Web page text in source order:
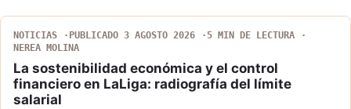
NOTICIAS PUBLICADO 3 AGOSTO 2026
5 MIN DE LECTURA
NEREA MOLINA
La sostenibilidad económica y el control
financiero en LaLiga: radiografía del límite
salarial